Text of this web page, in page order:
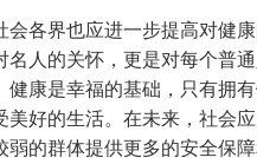
会各界也应进一步提高对健康
名人的关怀，更是对每个普
健康是幸福的基础，只有拥有
美好的生活。在未来，社会
弱的群体提供更多的安全保障